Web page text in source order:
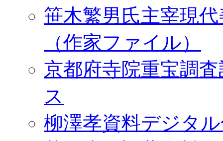
笹木繁男氏主宰現
（作家ファイル）
京都府寺院重宝調
ス
柳澤孝資料デジタ